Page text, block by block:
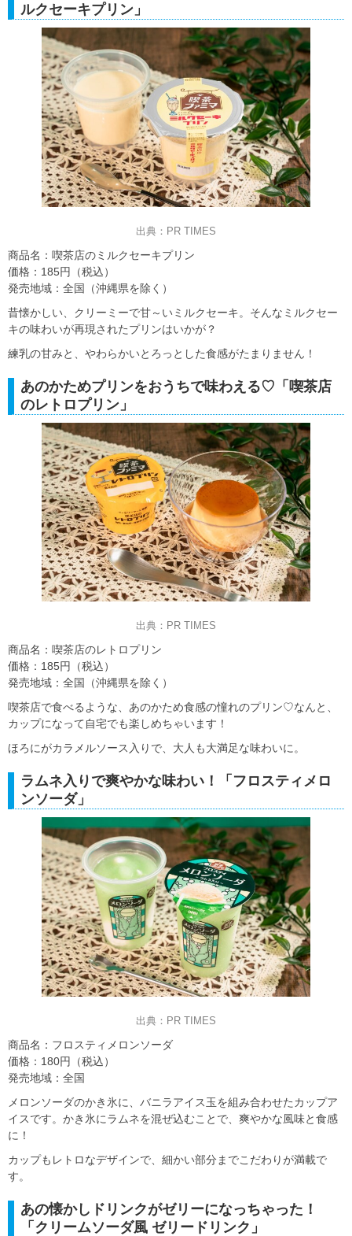
ルクセーキプリン」
出典：PR TIMES
商品名：喫茶店のミルクセーキプリン
価格：185円（税込）
発売地域：全国（沖縄県を除く）
昔懐かしい、クリーミーで甘～いミルクセーキ。そんなミルクセー
キの味わいが再現されたプリンはいかが？
練乳の甘みと、やわらかいとろっとした食感がたまりません！
あのかためプリンをおうちで味わえる♡「喫茶店
のレトロプリン」
出典：PR TIMES
商品名：喫茶店のレトロプリン
価格：185円（税込）
発売地域：全国（沖縄県を除く）
喫茶店で食べるような、あのかため食感の憧れのプリン♡なんと、
カップになって自宅でも楽しめちゃいます！
ほろにがカラメルソース入りで、大人も大満足な味わいに。
ラムネ入りで爽やかな味わい！「フロスティメロ
ンソーダ」
出典：PR TIMES
商品名：フロスティメロンソーダ
価格：180円（税込）
発売地域：全国
メロンソーダのかき氷に、バニラアイス玉を組み合わせたカップア
イスです。かき氷にラムネを混ぜ込むことで、爽やかな風味と食感
に！
カップもレトロなデザインで、細かい部分までこだわりが満載で
す。
あの懐かしドリンクがゼリーになっちゃった！
「クリームソーダ風 ゼリードリンク」